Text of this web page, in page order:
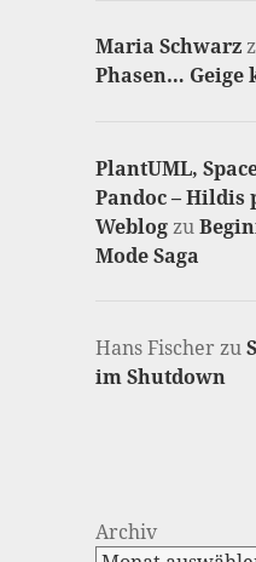
Maria Schwarz
Phasen… Geige
PlantUML,
Pandoc – Hildis
Weblogzu
Mode Saga
Hans Fischer zu
im Shutdown
Archiv